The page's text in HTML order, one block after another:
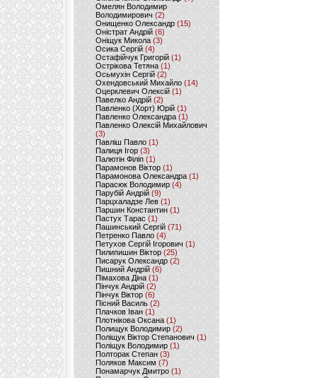
Омелян Володимир
Володимирович (2)
Онищенко Олександр (15)
Оністрат Андрій (6)
Оніщук Микола (3)
Осика Сергій(4)
Остафійчук Григорій(1)
Острікова Тетяна (1)
Осьмухін Сергій (2)
Охендовський Михайло (14)
Оцерклевич Олексій (1)
Павелко Андрій (2)
Павленко (Хорт) Юрій (1)
Павленко Олександра (1)
Павленко Олексій Михайлович
(3)
Павліш Павло(1)
Палиця Ігор (3)
Палютін Філіп(1)
Парамонов Віктор (1)
Парамонова Олександра(1)
Парасюк Володимир(4)
Парубій Андрій (9)
Парцхаладзе Лев (1)
Паршин Константин(1)
Пастух Тарас (1)
Пашинський Сергій (71)
Петренко Павло (4)
Петухов Сергій Ігорович (1)
Пилипишин Віктор(25)
Писарук Олександр(2)
Пишний Андрій (6)
Пімахова Діна(1)
Пінчук Андрій(2)
Пінчук Віктор (6)
Пісний Василь (2)
Плачков Іван(1)
Плотнікова Оксана (1)
Полищук Володимир(2)
Поліщук Віктор Степанович(1)
Поліщук Володимир (1)
Полторак Степан(3)
Поляков Максим (7)
Понамарчук Дмитро (1)